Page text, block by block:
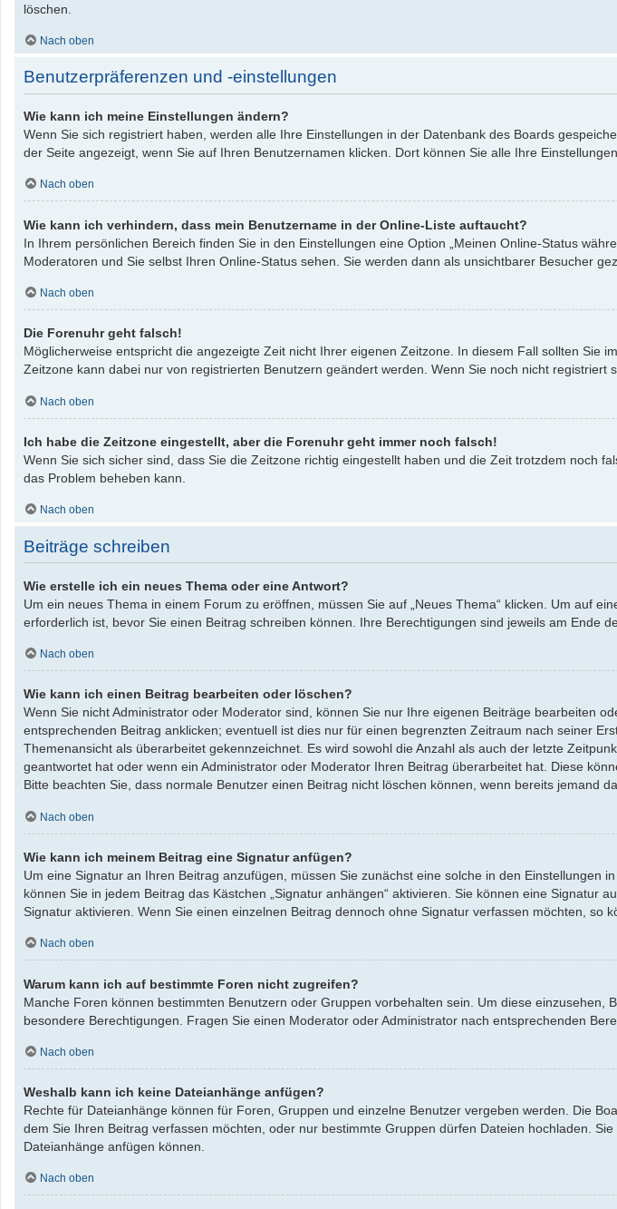
löschen.
Nach oben
Benutzerpräferenzen und -einstellungen
Wie kann ich meine Einstellungen ändern?
Wenn Sie sich registriert haben, werden alle Ihre Einstellungen in der Datenbank des Boards
der Seite angezeigt, wenn Sie auf Ihren Benutzernamen klicken. Dort können Sie alle Ihre
Nach oben
Wie kann ich verhindern, dass mein Benutzername in der Online-Liste auftaucht?
In Ihrem persönlichen Bereich finden Sie in den Einstellungen eine Option „Meinen Online-Status
Moderatoren und Sie selbst Ihren Online-Status sehen. Sie werden dann als unsichtbarer Besucher
Nach oben
Die Forenuhr geht falsch!
Möglicherweise entspricht die angezeigte Zeit nicht Ihrer eigenen Zeitzone. In diesem Fall sollten Sie
Zeitzone kann dabei nur von registrierten Benutzern geändert werden. Wenn Sie noch nicht registriert
Nach oben
Ich habe die Zeitzone eingestellt, aber die Forenuhr geht immer noch falsch!
Wenn Sie sich sicher sind, dass Sie die Zeitzone richtig eingestellt haben und die Zeit trotzdem noch
das Problem beheben kann.
Nach oben
Beiträge schreiben
Wie erstelle ich ein neues Thema oder eine Antwort?
Um ein neues Thema in einem Forum zu eröffnen, müssen Sie auf „Neues Thema“ klicken. Um auf
erforderlich ist, bevor Sie einen Beitrag schreiben können. Ihre Berechtigungen sind jeweils am Ende
Nach oben
Wie kann ich einen Beitrag bearbeiten oder löschen?
Wenn Sie nicht Administrator oder Moderator sind, können Sie nur Ihre eigenen Beiträge bearbeiten
entsprechenden Beitrag anklicken; eventuell ist dies nur für einen begrenzten Zeitraum nach seiner
Themenansicht als überarbeitet gekennzeichnet. Es wird sowohl die Anzahl als auch der letzte
geantwortet hat oder wenn ein Administrator oder Moderator Ihren Beitrag überarbeitet hat. Diese
Bitte beachten Sie, dass normale Benutzer einen Beitrag nicht löschen können, wenn bereits jemand
Nach oben
Wie kann ich meinem Beitrag eine Signatur anfügen?
Um eine Signatur an Ihren Beitrag anzufügen, müssen Sie zunächst eine solche in den Einstellungen
können Sie in jedem Beitrag das Kästchen „Signatur anhängen“ aktivieren. Sie können eine
Signatur aktivieren. Wenn Sie einen einzelnen Beitrag dennoch ohne Signatur verfassen möchten, so
Nach oben
Warum kann ich auf bestimmte Foren nicht zugreifen?
Manche Foren können bestimmten Benutzern oder Gruppen vorbehalten sein. Um diese
besondere Berechtigungen. Fragen Sie einen Moderator oder Administrator nach entsprechenden
Nach oben
Weshalb kann ich keine Dateianhänge anfügen?
Rechte für Dateianhänge können für Foren, Gruppen und einzelne Benutzer vergeben werden. Die
dem Sie Ihren Beitrag verfassen möchten, oder nur bestimmte Gruppen dürfen Dateien hochladen.
Dateianhänge anfügen können.
Nach oben